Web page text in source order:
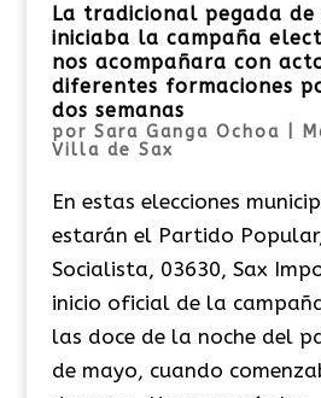
La tradicional pegada
iniciaba la campaña
nos acompañara con
diferentes formaciones
dos semanas
por Sara Ganga Ochoa
Villa de Sax
En estas elecciones
estarán el Partido
Socialista, 03630, Sax
inicio oficial de la
las doce de la noche del
de mayo, cuando